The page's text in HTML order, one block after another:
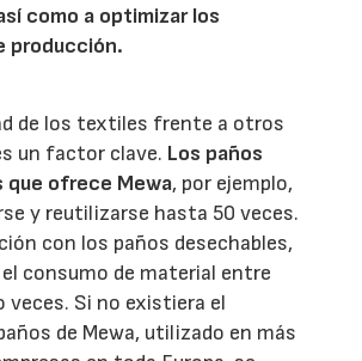
como a optimizar los
producción.
de los textiles frente a otros
un factor clave. Los paños
que ofrece Mewa, por ejemplo,
y reutilizarse hasta 50 veces.
con los paños desechables,
consumo de material entre
veces. Si no existiera el
de Mewa, utilizado en más